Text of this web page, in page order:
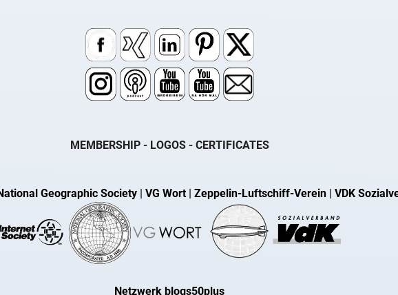
MEMBERSHIP - LOGOS - CERTIFICATES
Geographic Society | VG Wort| Zeppelin-Luftschiff-Verein | VDK
Netzwerk blogs50plus